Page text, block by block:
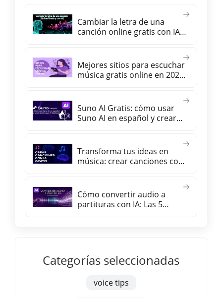
Cambiar la letra de una
canción online gratis con IA
Mejores sitios para escuchar
música gratis online en 2026
Suno AI Gratis: cómo usar
Suno AI en español y crear
Transforma tus ideas en
música: crear canciones con
Cómo convertir audio a
partituras con IA: Las 5
Categorías seleccionadas
voice tips